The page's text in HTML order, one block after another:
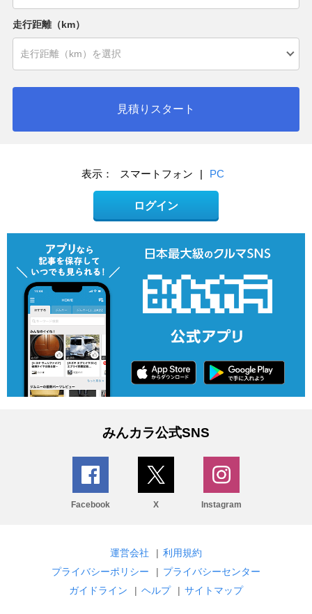
走行距離（km）
見積りスタート
表示： スマートフォン | PC
ログイン
みんカラ公式SNS
Facebook X Instagram
運営会社 | 利用規約
プライバシーポリシー
| プライバシーセンター
ガイドライン
| ヘルプ | サイトマップ